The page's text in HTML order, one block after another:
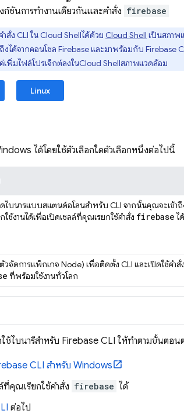
ชันการทำงานเดียวกันและคำสั่ง firebase
ำสั่ง CLI ใน Cloud Shellได้ด้วย Cloud Shell เป็นสภาพ
งได้จากคอนโซล Firebaseและมาพร้อมกับ Firebase
เพิ่มไฟล์โปรเจ็กต์ลงในCloud Shellสภาพแวดล้อม
Linux
ได้โดยใช้ตัวเลือกใดตัวเลือกหนึ่งต่อไปนี้
ไบนารีแบบสแตนด์อโลนสำหรับ CLI จากนั้นคุณจะเข้าถึ
ใช้งานได้เพื่อเปิดเชลล์ที่คุณเรียกใช้คำสั่ง firebase ได้
วจัดการแพ็กเกจ Node) เพื่อติดตั้ง CLI และเปิดใช้คำสั่ง
ที่พร้อมใช้งานทั่วโลก
ช้ไบนารีสำหรับ Firebase CLI ให้ทำตามขั้นตอน
CLI สำหรับ Windows
ที่คุณเรียกใช้คำสั่ง firebase ได้
ต่อไป